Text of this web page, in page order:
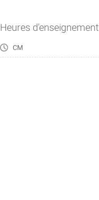
Heures d'enseignement
CM